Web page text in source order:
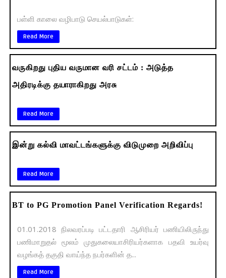
பள்ளி காலை வழிபாடு செயல்பாடுகள்:
Read More
வருகிறது புதிய வருமான வரி சட்டம் : அடுத்த
அதிரடிக்கு தயாராகிறது அரசு
Read More
இன்று கல்வி மாவட்டங்களுக்கு விடுமுறை அறிவிப்பு
Read More
BT to PG Promotion Panel Verification Regards!
01.01.2018 நிலவரப்படி பட்டதாரி ஆசிரியர் பணியிலிருந்து
பணிமாறுதல் மூலம் முதுகலையாசிரியர்களாக பதவி உயர்வு
வழங்கத் தகுதி வாய்ந்த நபர்களின் த...
Read More